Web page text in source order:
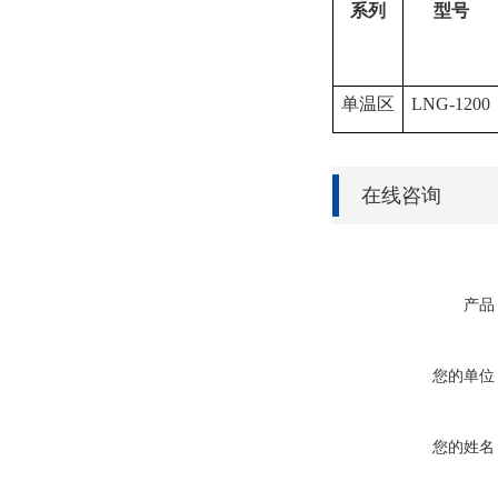
系列 型号
单温区 LNG-1200
在线咨询
产品
您的单位
您的姓名